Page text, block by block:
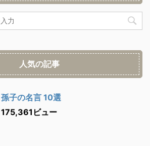
人気の記事
孫子の名言 10選
175,361ビュー